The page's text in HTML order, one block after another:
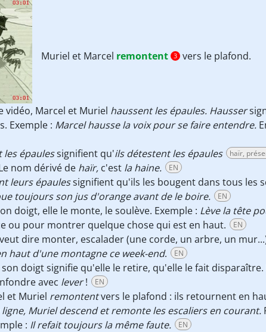
Muriel et Marcel remontent 3 vers le plafond.
vidéo, Marcel et Muriel haussent les épaules. Hausser
Exemple : Marcel hausse la voix pour se faire entendre.
les épaulessignifient qu'ils détestent les épaules haïr,
nom dérivé de haïr, c'est la haine. EN
leurs épaulessignifient qu'ils les bougent dans tous les
toujours son jus d'orange avant de le boire. EN
doigt, elle le monte, le soulève. Exemple : Lève la tête
ou pour montrer quelque chose qui est en haut.
EN
dire monter, escalader (une corde, un arbre, un
haut d'une montagne ce week-end. EN
son doigt signifie qu'elle le retire, qu'elle le fait disparaître.
avec lever! EN
et Muriel remontentvers le plafond : ils retournent en
Muriel descend et remonte les escaliers en courant.
: Il refait toujours la même faute. EN